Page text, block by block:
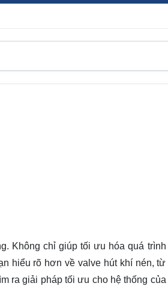
Không chỉ giúp tối ưu hóa quá trình
hiểu rõ hơn về valve hút khí nén, từ
ra giải pháp tối ưu cho hệ thống của